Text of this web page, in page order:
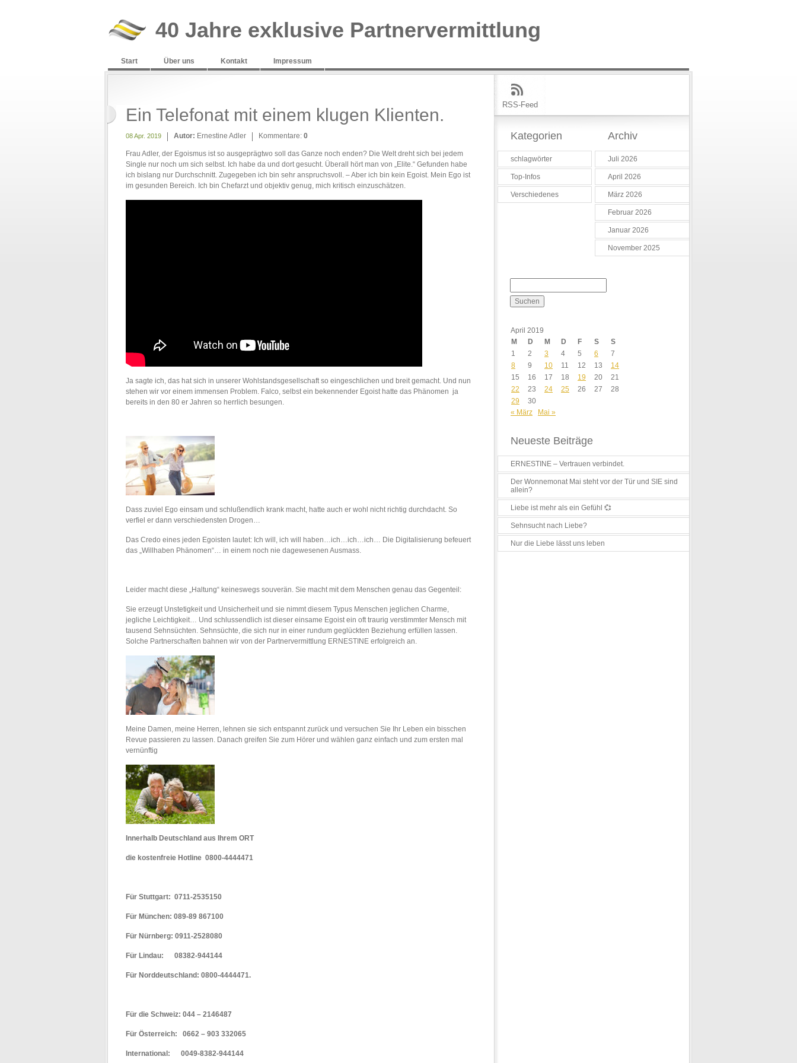
40 Jahre exklusive Partnervermittlung
Start Über uns Kontakt Impressum
Ein Telefonat mit einem klugen Klienten.
08 Apr. 2019 Autor: Ernestine Adler Kommentare: 0
Frau Adler, der Egoismus ist so ausgeprägtwo soll das Ganze noch enden? Die Welt dreht sich bei jedem
Single nur noch um sich selbst. Ich habe da und dort gesucht. Überall hört man von „Elite.“ Gefunden habe
ich bislang nur Durchschnitt. Zugegeben ich bin sehr anspruchsvoll. – Aber ich bin kein Egoist. Mein Ego ist
im gesunden Bereich. Ich bin Chefarzt und objektiv genug, mich kritisch einzuschätzen.
Ja sagte ich, das hat sich in unserer Wohlstandsgesellschaft so eingeschlichen und breit gemacht. Und nun
stehen wir vor einem immensen Problem. Falco, selbst ein bekennender Egoist hatte das Phänomen ja
bereits in den 80 er Jahren so herrlich besungen.
Dass zuviel Ego einsam und schlußendlich krank macht, hatte auch er wohl nicht richtig durchdacht. So
verfiel er dann verschiedensten Drogen…
Das Credo eines jeden Egoisten lautet: Ich will, ich will haben…ich…ich…ich… Die Digitalisierung befeuert
das „Willhaben Phänomen“… in einem noch nie dagewesenen Ausmass.
Leider macht diese „Haltung“ keineswegs souverän. Sie macht mit dem Menschen genau das Gegenteil:
Sie erzeugt Unstetigkeit und Unsicherheit und sie nimmt diesem Typus Menschen jeglichen Charme,
jegliche Leichtigkeit… Und schlussendlich ist dieser einsame Egoist ein oft traurig verstimmter Mensch mit
tausend Sehnsüchten. Sehnsüchte, die sich nur in einer rundum geglückten Beziehung erfüllen lassen.
Solche Partnerschaften bahnen wir von der Partnervermittlung ERNESTINE erfolgreich an.
Meine Damen, meine Herren, lehnen sie sich entspannt zurück und versuchen Sie Ihr Leben ein bisschen
Revue passieren zu lassen. Danach greifen Sie zum Hörer und wählen ganz einfach und zum ersten mal
vernünftig
Innerhalb Deutschland aus Ihrem ORT
die kostenfreie Hotline 0800-4444471
Für Stuttgart: 0711-2535150
Für München: 089-89 867100
Für Nürnberg: 0911-2528080
Für Lindau: 08382-944144
Für Norddeutschland: 0800-4444471.
Für die Schweiz: 044 – 2146487
Für Österreich: 0662 – 903 332065
International: 0049-8382-944144
RSS-Feed
Kategorien
schlagwörter
Top-Infos
Verschiedenes
Archiv
Juli 2026
April 2026
März 2026
Februar 2026
Januar 2026
November 2025
April 2019
M
D M D F S
S
1
2 3 4 5 6
7
8
9 10 11 12 13
14
15
16 17 18 19 20
21
22
23 24 25 26 27
28
29
30
« März
Mai »
Neueste Beiträge
ERNESTINE – Vertrauen verbindet.
Der Wonnemonat Mai steht vor der Tür und SIE sind
allein?
Liebe ist mehr als ein Gefühl 💞
Sehnsucht nach Liebe?
Nur die Liebe lässt uns leben